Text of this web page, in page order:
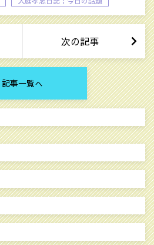
次の記事
記事一覧へ